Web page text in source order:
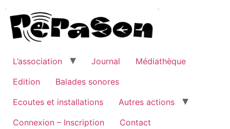
L’association Journal
Médiathèque
Edition
Balades sonores
Ecoutes et installations
Autres actions
Connexion – Inscription
Contact